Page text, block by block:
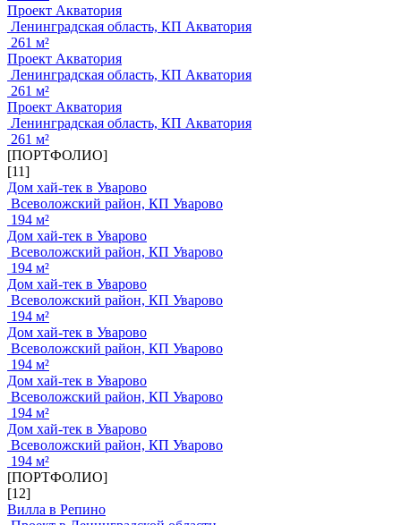
Проект Акватория
Ленинградская область, КП Акватория
261 м²
Проект Акватория
Ленинградская область, КП Акватория
261 м²
Проект Акватория
Ленинградская область, КП Акватория
261 м²
[ПОРТФОЛИО]
[11]
Дом хай-тек в Уварово
Всеволожский район, КП Уварово
194 м²
Дом хай-тек в Уварово
Всеволожский район, КП Уварово
194 м²
Дом хай-тек в Уварово
Всеволожский район, КП Уварово
194 м²
Дом хай-тек в Уварово
Всеволожский район, КП Уварово
194 м²
Дом хай-тек в Уварово
Всеволожский район, КП Уварово
194 м²
Дом хай-тек в Уварово
Всеволожский район, КП Уварово
194 м²
[ПОРТФОЛИО]
[12]
Вилла в Репино